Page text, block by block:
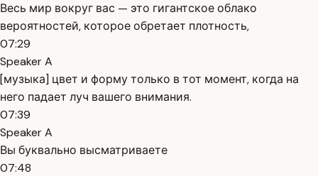
Весь мир вокруг вас — это гигантское облако
вероятностей, которое обретает плотность,
07:29
Speaker A
[музыка] цвет и форму только в тот момент, когда на
него падает луч вашего внимания.
07:39
Speaker A
Вы буквально высматриваете
07:48